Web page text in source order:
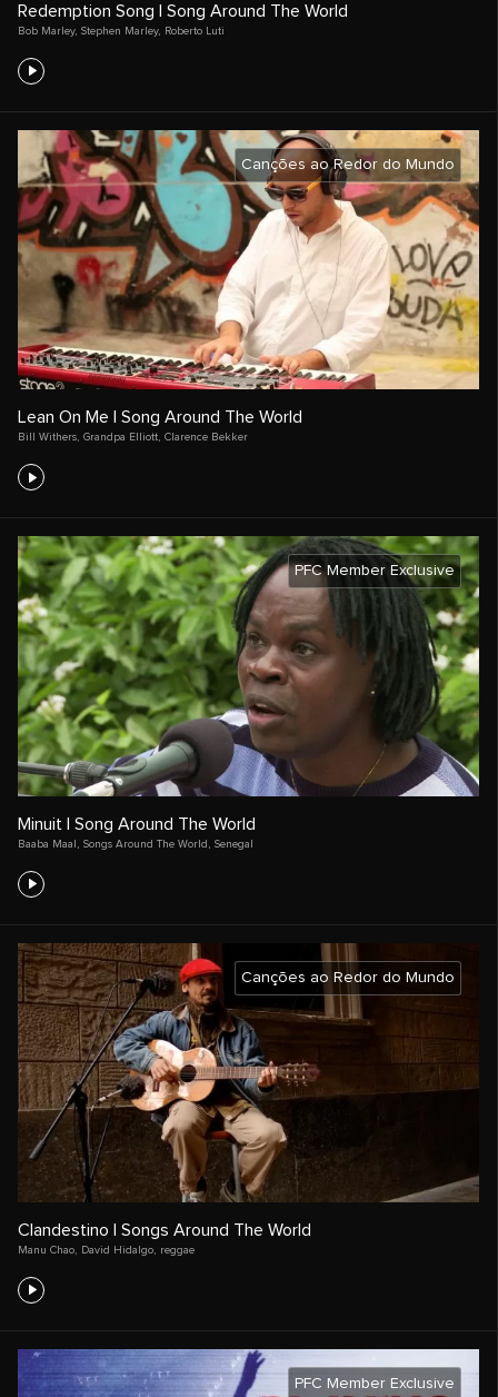
Redemption Song | Song Around The World
Bob Marley, Stephen Marley, Roberto Luti
Canções ao Redor do Mundo
Lean On Me | Song Around The World
Bill Withers, Grandpa Elliott, Clarence Bekker
PFC Member Exclusive
Minuit | Song Around The World
Baaba Maal Songs Around The World Senegal
Canções ao Redor do Mundo
Clandestino | Songs Around The World
Manu Chao David Hidalgo reggae
PFC Member Exclusive